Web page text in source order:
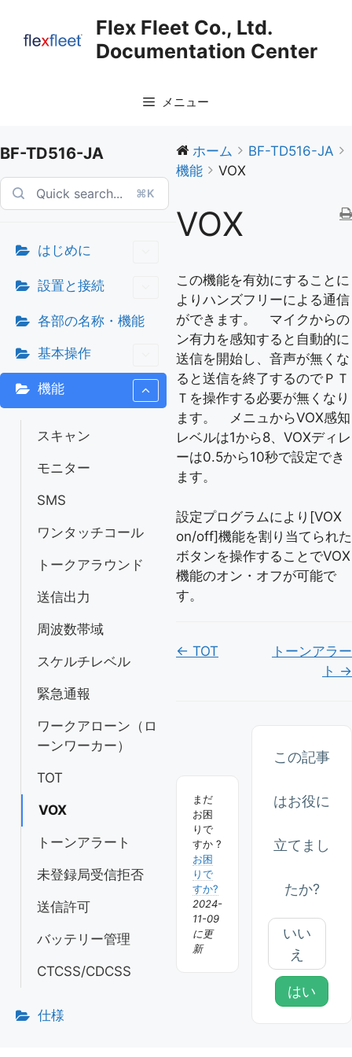
キ
プ
Flex Fleet Co., Ltd.
Documentation Center
メニュー
BF-TD516-JA
⌘K
はじめに
設置と接続
各部の名称・機能
基本操作
機能
スキャン
モニター
SMS
ワンタッチコール
トークアラウンド
送信出力
周波数帯域
スケルチレベル
緊急通報
ワークアローン（ロ
ーンワーカー）
TOT
VOX
トーンアラート
未登録局受信拒否
送信許可
バッテリー管理
CTCSS/CDCSS
仕様
ホーム
BF-TD516-JA
機能
VOX
VOX
この機能を有効にすることに
よりハンズフリーによる通信
ができます。 マイクからの
ン有力を感知すると自動的に
送信を開始し、音声が無くな
ると送信を終了するのでＰＴ
Ｔを操作する必要が無くなり
ます。 メニュからVOX感知
レベルは1から8、VOXディレ
ーは0.5から10秒で設定でき
ます。
設定プログラムにより[VOX
on/off]機能を割り当てられた
ボタンを操作することでVOX
機能のオン・オフが可能で
す。
Doc
ョ
ン
← TOT
トーンアラー
ト →
まだ
お困
りで
すか ?
お困
りで
すか?
2024-
11-09
に更
新
この記事
はお役に
立てまし
たか?
いい
え
はい